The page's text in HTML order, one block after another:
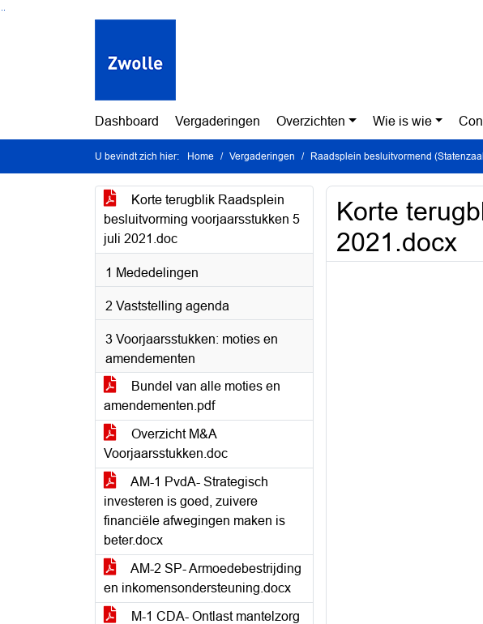
Ga naar de inhoud van deze pagina
Ga naar het zoeken
Ga naar het menu
Dashboard Vergaderingen Overzichten Wie is wie
U bevindt zich hier: Home Vergaderingen Raadsplein besluitvormend
Korte terugblik Raadsplein
besluitvorming voorjaarsstukken 5
juli 2021.doc
1 Mededelingen
2 Vaststelling agenda
3 Voorjaarsstukken: moties en
amendementen
Bundel van alle moties en
amendementen.pdf
Overzicht M&A
Voorjaarsstukken.doc
AM-1 PvdA- Strategisch
investeren is goed, zuivere
financiële afwegingen maken is
beter.docx
AM-2 SP- Armoedebestrijding
en inkomensondersteuning.docx
M-1 CDA- Ontlast mantelzorg
Korte
2021.docx